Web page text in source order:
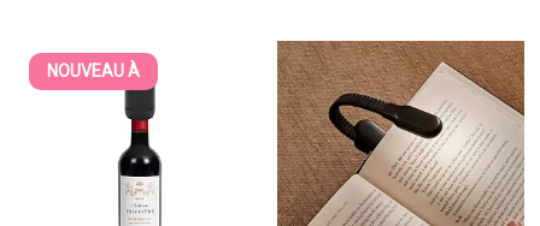
NOUVEAU À